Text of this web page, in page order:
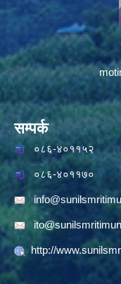
सम्पर्क
०८६-४०११५२
०८६-४०११७०
http://